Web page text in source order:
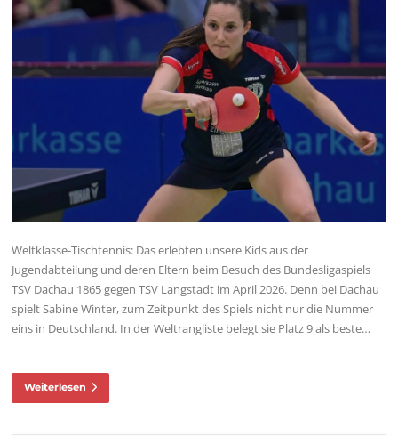
Weltklasse-Tischtennis: Das erlebten unsere Kids aus der
Jugendabteilung und deren Eltern beim Besuch des Bundesligaspiels
TSV Dachau 1865 gegen TSV Langstadt im April 2026. Denn bei Dachau
spielt Sabine Winter, zum Zeitpunkt des Spiels nicht nur die Nummer
eins in Deutschland. In der Weltrangliste belegt sie Platz 9 als beste…
Weiterlesen